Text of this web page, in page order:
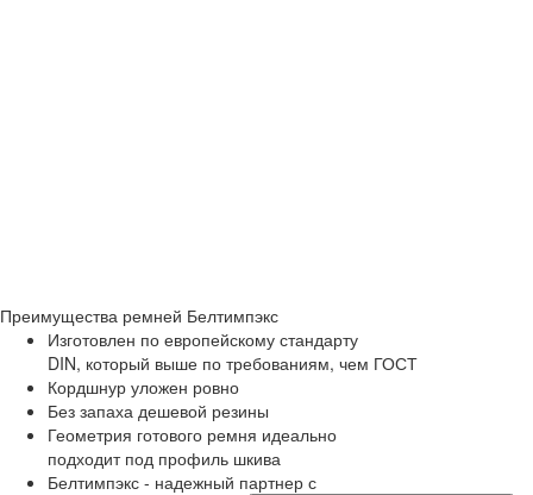
Преимущества ремней Белтимпэкс
Изготовлен по европейскому стандарту
DIN, который выше по требованиям, чем ГОСТ
Кордшнур уложен ровно
Без запаха дешевой резины
Геометрия готового ремня идеально
подходит под профиль шкива
Белтимпэкс - надежный партнер с